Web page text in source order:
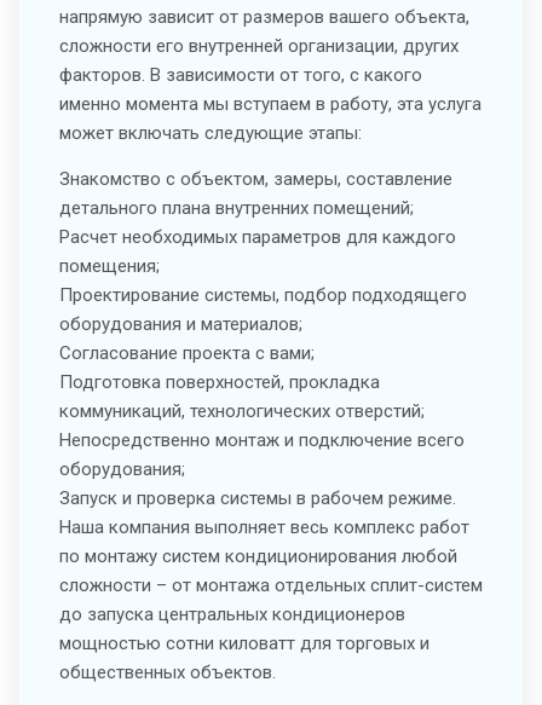
напрямую зависит от размеров вашего объекта,
сложности его внутренней организации, других
факторов. В зависимости от того, с какого
именно момента мы вступаем в работу, эта услуга
может включать следующие этапы:
Знакомство с объектом, замеры, составление
детального плана внутренних помещений;
Расчет необходимых параметров для каждого
помещения;
Проектирование системы, подбор подходящего
оборудования и материалов;
Согласование проекта с вами;
Подготовка поверхностей, прокладка
коммуникаций, технологических отверстий;
Непосредственно монтаж и подключение всего
оборудования;
Запуск и проверка системы в рабочем режиме.
Наша компания выполняет весь комплекс работ
по монтажу систем кондиционирования любой
сложности – от монтажа отдельных сплит-систем
до запуска центральных кондиционеров
мощностью сотни киловатт для торговых и
общественных объектов.